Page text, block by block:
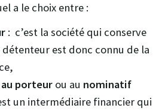
a le choix entre :
: c’est la société qui conserve
détenteur est donc connu de la
au porteur ou au nominatif
un intermédiaire financier qui